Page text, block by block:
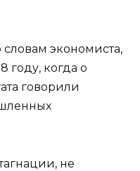
экономиста,
году, когда о
говорили
не